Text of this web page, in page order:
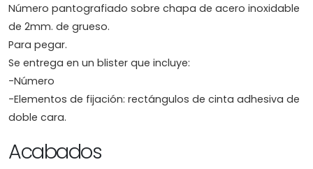
Número pantografiado sobre chapa de acero inoxidable
de 2mm. de grueso.
Para pegar.
Se entrega en un blister que incluye:
-Número
-Elementos de fijación: rectángulos de cinta adhesiva de
doble cara.
Acabados